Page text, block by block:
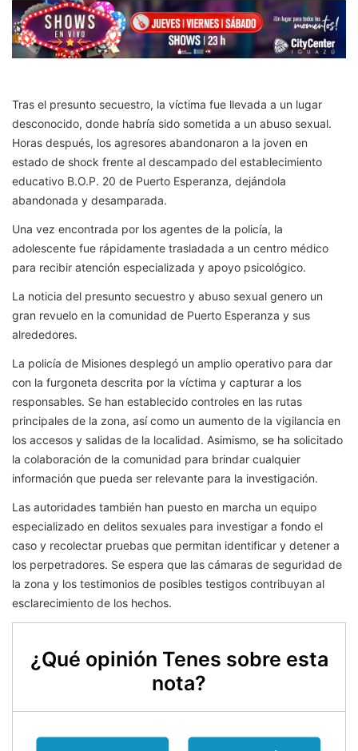
Tras el presunto secuestro, la víctima fue llevada a un lugar
desconocido, donde habría sido sometida a un abuso sexual.
Horas después, los agresores abandonaron a la joven en
estado de shock frente al descampado del establecimiento
educativo B.O.P. 20 de Puerto Esperanza, dejándola
abandonada y desamparada.
Una vez encontrada por los agentes de la policía, la
adolescente fue rápidamente trasladada a un centro médico
para recibir atención especializada y apoyo psicológico.
La noticia del presunto secuestro y abuso sexual genero un
gran revuelo en la comunidad de Puerto Esperanza y sus
alrededores.
La policía de Misiones desplegó un amplio operativo para dar
con la furgoneta descrita por la víctima y capturar a los
responsables. Se han establecido controles en las rutas
principales de la zona, así como un aumento de la vigilancia en
los accesos y salidas de la localidad. Asimismo, se ha solicitado
la colaboración de la comunidad para brindar cualquier
información que pueda ser relevante para la investigación.
Las autoridades también han puesto en marcha un equipo
especializado en delitos sexuales para investigar a fondo el
caso y recolectar pruebas que permitan identificar y detener a
los perpetradores. Se espera que las cámaras de seguridad de
la zona y los testimonios de posibles testigos contribuyan al
esclarecimiento de los hechos.
¿Qué opinión Tenes sobre esta
nota?